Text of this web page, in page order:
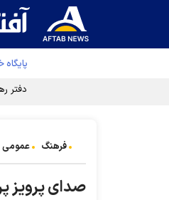
پایگاه
دفتر
فرهنگ عمومی
صدای پرویز